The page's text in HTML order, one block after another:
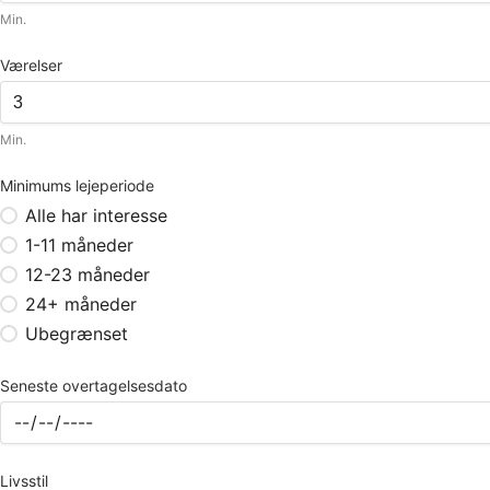
Min.
Værelser
Min.
Minimums lejeperiode
Alle har interesse
1-11 måneder
12-23 måneder
24+ måneder
Ubegrænset
Seneste overtagelsesdato
Livsstil